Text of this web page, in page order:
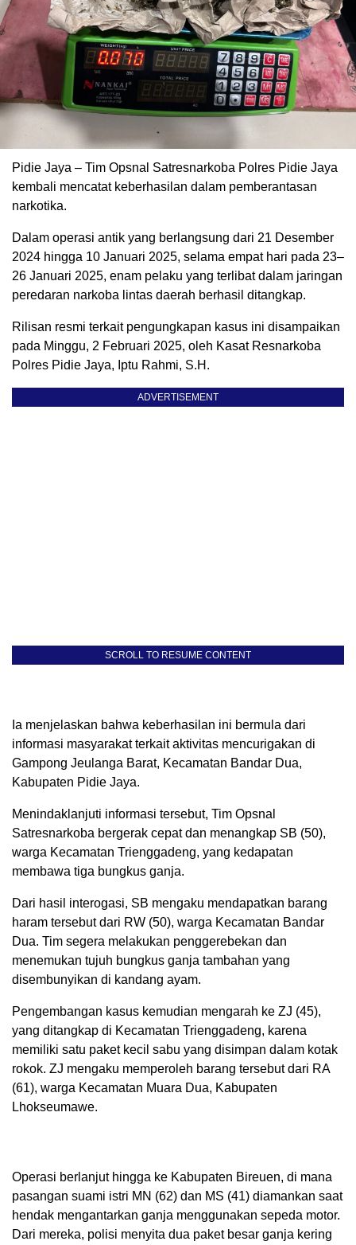
Pidie Jaya – Tim Opsnal Satresnarkoba Polres Pidie Jaya
kembali mencatat keberhasilan dalam pemberantasan
narkotika.
Dalam operasi antik yang berlangsung dari 21 Desember
2024 hingga 10 Januari 2025, selama empat hari pada 23–
26 Januari 2025, enam pelaku yang terlibat dalam jaringan
peredaran narkoba lintas daerah berhasil ditangkap.
Rilisan resmi terkait pengungkapan kasus ini disampaikan
pada Minggu, 2 Februari 2025, oleh Kasat Resnarkoba
Polres Pidie Jaya, Iptu Rahmi, S.H.
ADVERTISEMENT
SCROLL TO RESUME CONTENT
Ia menjelaskan bahwa keberhasilan ini bermula dari
informasi masyarakat terkait aktivitas mencurigakan di
Gampong Jeulanga Barat, Kecamatan Bandar Dua,
Kabupaten Pidie Jaya.
Menindaklanjuti informasi tersebut, Tim Opsnal
Satresnarkoba bergerak cepat dan menangkap SB (50),
warga Kecamatan Trienggadeng, yang kedapatan
membawa tiga bungkus ganja.
Dari hasil interogasi, SB mengaku mendapatkan barang
haram tersebut dari RW (50), warga Kecamatan Bandar
Dua. Tim segera melakukan penggerebekan dan
menemukan tujuh bungkus ganja tambahan yang
disembunyikan di kandang ayam.
Pengembangan kasus kemudian mengarah ke ZJ (45),
yang ditangkap di Kecamatan Trienggadeng, karena
memiliki satu paket kecil sabu yang disimpan dalam kotak
rokok. ZJ mengaku memperoleh barang tersebut dari RA
(61), warga Kecamatan Muara Dua, Kabupaten
Lhokseumawe.
Operasi berlanjut hingga ke Kabupaten Bireuen, di mana
pasangan suami istri MN (62) dan MS (41) diamankan saat
hendak mengantarkan ganja menggunakan sepeda motor.
Dari mereka, polisi menyita dua paket besar ganja kering